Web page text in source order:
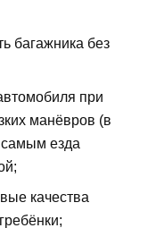
багажника без
при
манёвров (в
самым езда
качества